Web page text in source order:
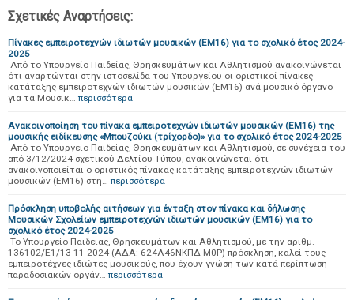
Σχετικές Αναρτήσεις:
Πίνακες εμπειροτεχνών ιδιωτών μουσικών (ΕΜ16) για το σχολικό έτος 2024-
2025
Από το Υπουργείο Παιδείας, Θρησκευμάτων και Αθλητισμού ανακοινώνεται
ότι αναρτώνται στην ιστοσελίδα του Υπουργείου οι οριστικοί πίνακες
κατάταξης εμπειροτεχνών ιδιωτών μουσικών (ΕΜ16) ανά μουσικό όργανο
για τα Μουσικ… περισσότερα
Ανακοινοποίηση του πίνακα εμπειροτεχνών ιδιωτών μουσικών (ΕΜ16) της
μουσικής ειδίκευσης «Μπουζούκι (τρίχορδο)» για το σχολικό έτος 2024-2025
Από το Υπουργείο Παιδείας, Θρησκευμάτων και Αθλητισμού, σε συνέχεια του
από 3/12/2024 σχετικού Δελτίου Τύπου, ανακοινώνεται ότι
ανακοινοποιείται ο οριστικός πίνακας κατάταξης εμπειροτεχνών ιδιωτών
μουσικών (ΕΜ16) στη… περισσότερα
Πρόσκληση υποβολής αιτήσεων για ένταξη στον πίνακα και δήλωσης
Μουσικών Σχολείων εμπειροτεχνών ιδιωτών μουσικών (ΕΜ16) για το
σχολικό έτος 2024-2025
Το Υπουργείο Παιδείας, Θρησκευμάτων και Αθλητισμού, με την αριθμ.
136102/Ε1/13-11-2024 (ΑΔΑ: 624Λ46ΝΚΠΔ-Μ0Ρ) πρόσκληση, καλεί τους
εμπειροτέχνες ιδιώτες μουσικούς, που έχουν γνώση των κατά περίπτωση
παραδοσιακών οργάν… περισσότερα